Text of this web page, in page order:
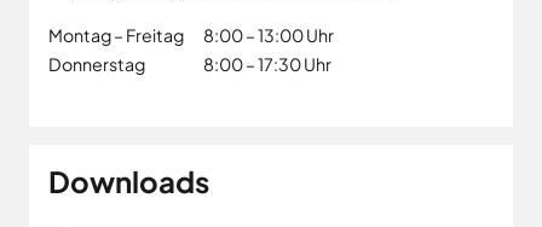
Montag – Freitag
8:00 – 13:00 Uhr
Donnerstag
8:00 – 17:30 Uhr
Downloads